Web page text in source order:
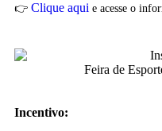
👉 Clique aqui e acesse o
Feira de
Incentivo: